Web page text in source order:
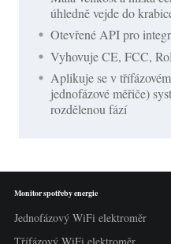
úhledně vejde do
Otevřené API pro
Vyhovuje CE, FCC,
Aplikuje se v
jednofázové měřiče)
rozdělenou fází
Monitor spotřeby energie
Jednofázový WiFi elektroměr